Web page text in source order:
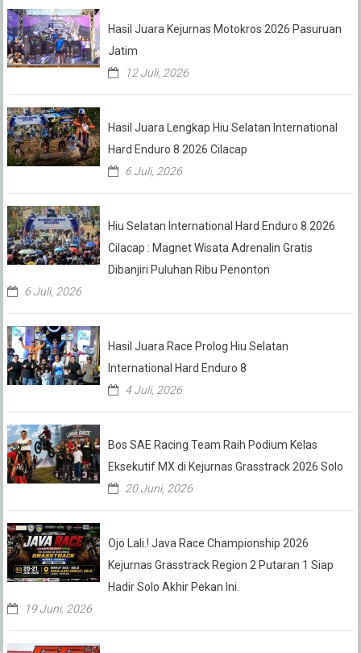
Hasil Juara Kejurnas Motokros 2026 Pasuruan
Jatim
12 Juli, 2026
Hasil Juara Lengkap Hiu Selatan International
Hard Enduro 8 2026 Cilacap
6 Juli, 2026
Hiu Selatan International Hard Enduro 8 2026
Cilacap : Magnet Wisata Adrenalin Gratis
Dibanjiri Puluhan Ribu Penonton
6 Juli, 2026
Hasil Juara Race Prolog Hiu Selatan
International Hard Enduro 8
4 Juli, 2026
Bos SAE Racing Team Raih Podium Kelas
Eksekutif MX di Kejurnas Grasstrack 2026 Solo
20 Juni, 2026
Ojo Lali.! Java Race Championship 2026
Kejurnas Grasstrack Region 2 Putaran 1 Siap
Hadir Solo Akhir Pekan Ini.
19 Juni, 2026